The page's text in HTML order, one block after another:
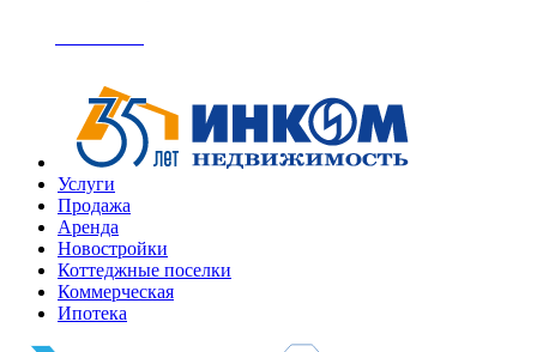
Услуги
Продажа
Аренда
Новостройки
Коттеджные поселки
Коммерческая
Ипотека